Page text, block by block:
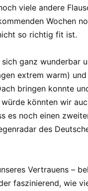
viele andere
Wochen
so richtig fit ist.
ganz wunderbar
extrem warm)
bringen konnte
könnten wir
es noch einen
des
Vertrauens –
faszinierend, wie